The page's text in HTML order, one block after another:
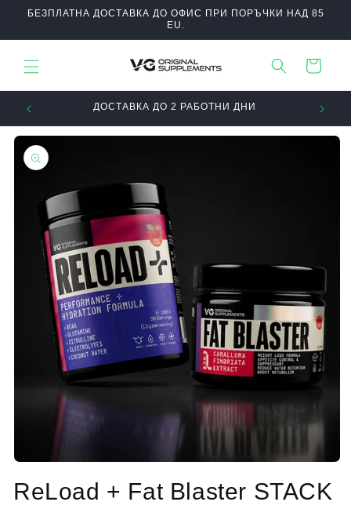
БЕЗПЛАТНА ДОСТАВКА ДО ОФИС ПРИ ПОРЪЧКИ НАД 85
EU.
Количка
ДОСТАВКА ДО 2 РАБОТНИ ДНИ
Прескочи към
информацията
за продукта
мултимедия
1ReLoad + Fat Blaster STACK